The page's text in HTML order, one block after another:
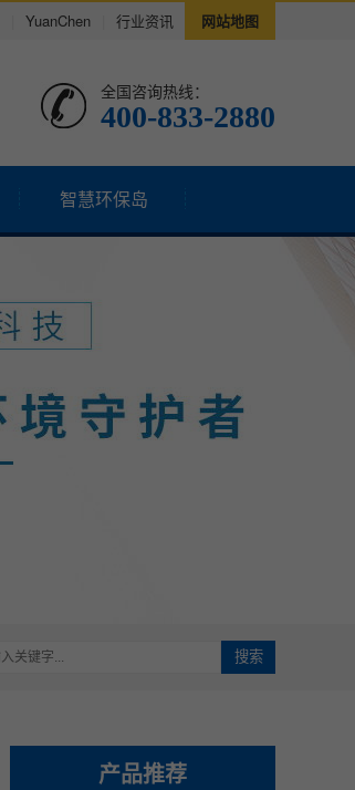
YuanChen 行业资讯 网站地图
全国咨询热线：
400-833-2880
智慧环保岛
搜索
产品推荐